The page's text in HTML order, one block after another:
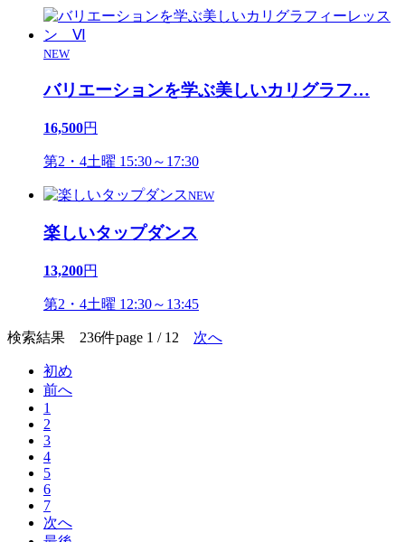
NEW
バリエーションを学ぶ美しいカリグラフ…
16,500円
第2・4土曜 15:30～17:30
NEW
楽しいタップダンス
13,200円
第2・4土曜 12:30～13:45
検索結果 236件page 1 / 12 次へ
初め
前へ
1
2
3
4
5
6
7
次へ